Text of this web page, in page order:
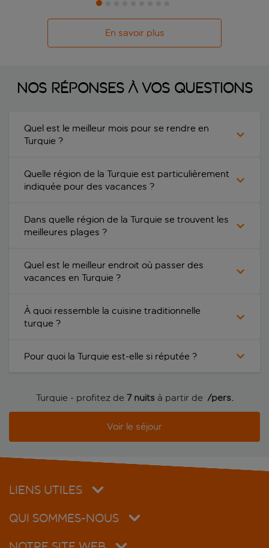
En savoir plus
Nos réponses à vos questions
Quel est le meilleur mois pour se rendre en
Turquie ?
Quelle région de la Turquie est particulièrement
indiquée pour des vacances ?
Dans quelle région de la Turquie se trouvent les
meilleures plages ?
Quel est le meilleur endroit où passer des
vacances en Turquie ?
À quoi ressemble la cuisine traditionnelle
turque ?
Pour quoi la Turquie est-elle si réputée ?
Turquie - profitez de 7 nuitsà partir de /pers.
Voir le séjour
LIENS UTILES
QUI SOMMES-NOUS